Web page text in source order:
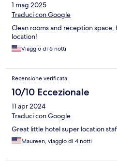
1 mag 2025
Traduci con Google
Clean rooms and reception
location!
Viaggio di 6 notti
Recensione verificata
10/10 Eccezionale
11 apr 2024
Traduci con Google
Great little hotel super location
Maureen, viaggio di 4 notti